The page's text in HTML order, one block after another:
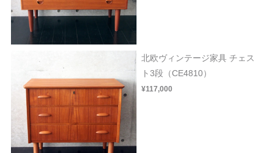
北欧ヴィンテージ家具 チェス
ト3段（CE4810）
¥117,000